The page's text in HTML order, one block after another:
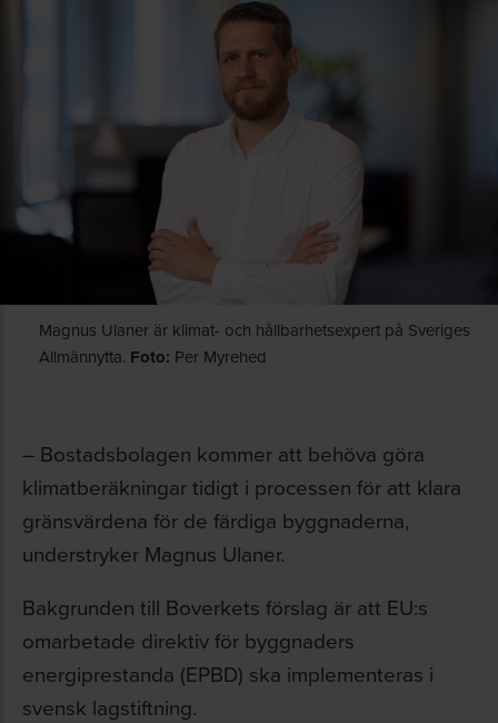
Magnus Ulaner är klimat- och hållbarhetsexpert på Sveriges
Allmännytta. Foto: Per Myrehed
– Bostadsbolagen kommer att behöva göra
klimatberäkningar tidigt i processen för att klara
gränsvärdena för de färdiga byggnaderna,
understryker Magnus Ulaner.
Bakgrunden till Boverkets förslag är att EU:s
omarbetade direktiv för byggnaders
energiprestanda (EPBD) ska implementeras i
svensk lagstiftning.